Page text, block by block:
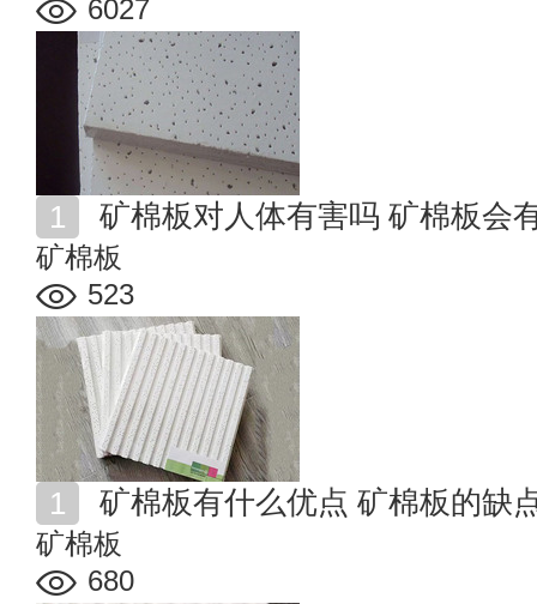
6027
矿棉板对人体有害吗 矿棉板会
矿棉板
523
矿棉板有什么优点 矿棉板的缺
矿棉板
680